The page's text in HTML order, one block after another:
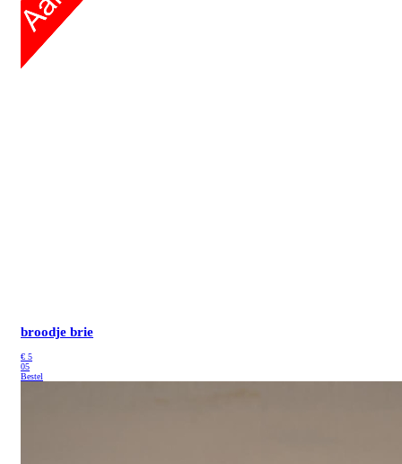
broodje brie
€ 5
05
Bestel